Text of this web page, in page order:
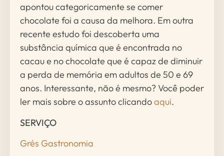
apontou categoricamente se comer
chocolate foi a causa da melhora. Em outra
recente estudo foi descoberta uma
substância química que é encontrada no
cacau e no chocolate que é capaz de diminuir
a perda de memória em adultos de 50 e 69
anos. Interessante, não é mesmo? Você poder
ler mais sobre o assunto clicandoaqui.
SERVIÇO
Grés Gastronomia